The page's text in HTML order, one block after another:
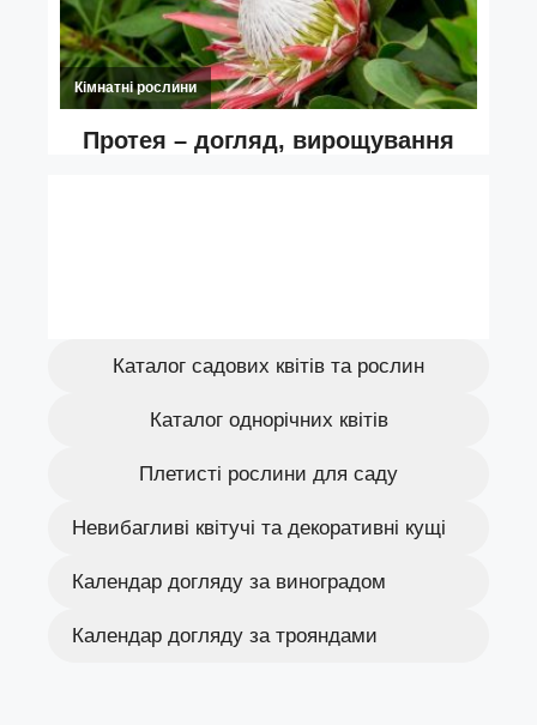
Каталог садових квітів та рослин
Каталог однорічних квітів
Плетисті рослини для саду
Невибагливі квітучі та декоративні кущі
Календар догляду за виноградом
Календар догляду за трояндами